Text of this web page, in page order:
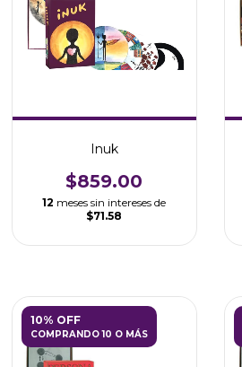
Inuk
$859.00
12 meses sin intereses de
$71.58
10% OFF
COMPRANDO 10 O MÁS